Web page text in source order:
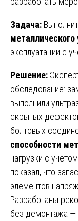
Задача:
металлического
эксплуатации с
Решение:
обследование:
выполнили
скрытых
болтовых
способности
нагрузки с
показал, что
элементов
Разработаны
без демонтажа —